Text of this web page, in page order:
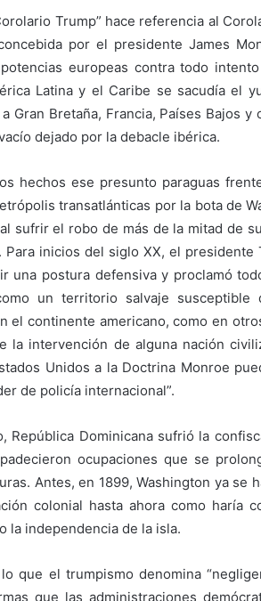
Trump” hace referencia al
por el presidente James
europeas contra todo
Latina y el Caribe se sacudía el
Gran Bretaña, Francia, Países Bajos
dejado por la debacle ibérica.
hechos ese presunto paraguas
transatlánticas por la bota de
sufrir el robo de más de la mitad de
Para inicios del siglo XX, el
una postura defensiva y proclamó
un territorio salvaje
el continente americano, como en
la intervención de alguna nación
Unidos a la Doctrina Monroe
de policía internacional”.
República Dominicana sufrió la
ocupaciones que se
Antes, en 1899, Washington ya se
colonial hasta ahora como haría
la independencia de la isla.
que el trumpismo denomina
que las administraciones